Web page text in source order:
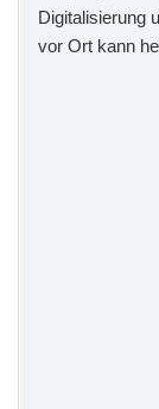
Digitalisierung
vor Ort kann